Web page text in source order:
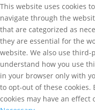
This website uses cookies
navigate through the
that are categorized as
they are essential for the
website. We also use third-
understand how you use
in your browser only with
to opt-out of these cookies.
cookies may have an